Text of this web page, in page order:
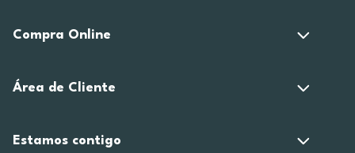
Compra Online
Área de Cliente
Estamos contigo